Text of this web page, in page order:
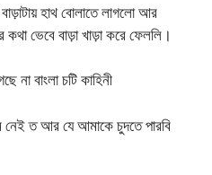
হাথ বোলাতে লাগলো আর
ভেবে বাড়া খাড়া করে ফেললি।
না বাংলা চটি কাহিনী
নেই ত আর যে আমাকে চুদতে পারবি